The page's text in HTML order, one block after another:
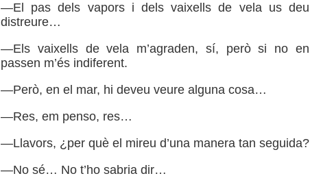
—El pas dels vapors i dels vaixells de vela us deu
distreure…
—Els vaixells de vela m’agraden, sí, però si no en
passen m’és indiferent.
—Però, en el mar, hi deveu veure alguna cosa…
—Res, em penso, res…
—Llavors, ¿per què el mireu d’una manera tan seguida?
—No sé… No t’ho sabria dir…